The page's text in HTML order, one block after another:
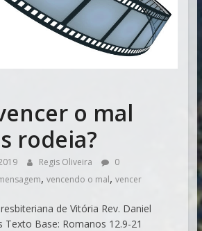
o mal
rodeia?
Regis Oliveira
0
, vencendo o mal, vencer
de Vitória Rev. Daniel
Texto Base: Romanos 12.9-21